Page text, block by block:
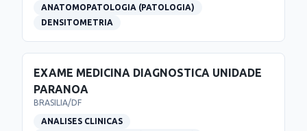
ANATOMOPATOLOGIA (PATOLOGIA)
DENSITOMETRIA
EXAME MEDICINA DIAGNOSTICA UNIDADE
PARANOA
BRASILIA/DF
ANALISES CLINICAS